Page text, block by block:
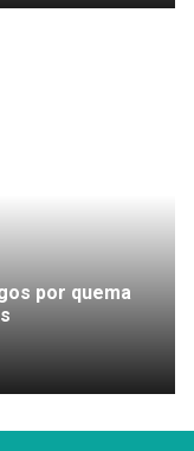
por quema